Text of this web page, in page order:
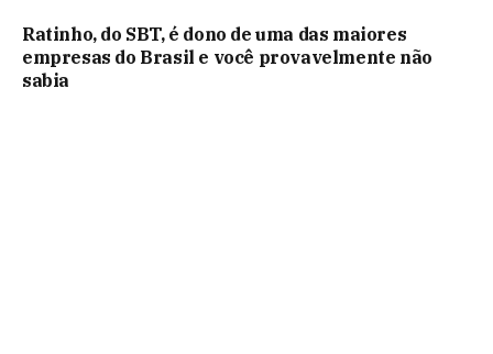
Ratinho, do SBT, é dono de uma das maiores
empresas do Brasil e você provavelmente não
sabia